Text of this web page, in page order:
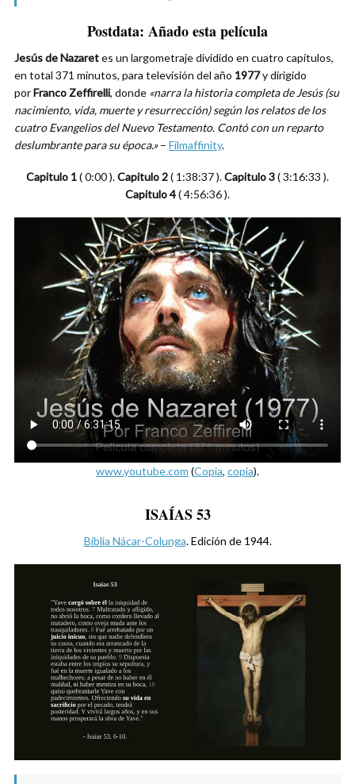
Postdata: Añado esta película
Jesús de Nazaretes un largometraje dividido en cuatro capítulos,
en total 371 minutos, para televisión del año 1977y dirigido
porFranco Zeffirelli, donde «narra la historia completa de Jesús (su
nacimiento, vida, muerte y resurrección) según los relatos de los
cuatro Evangelios del Nuevo Testamento. Contó con un reparto
deslumbrante para su época.»– Filmaffinity.
Capitulo 1( 0:00 ).Capitulo 2( 1:38:37 ).Capitulo 3( 3:16:33 ).
Capitulo 4( 4:56:36 ).
www.youtube.com (Copia, copia).
ISAÍAS 53
Biblia Nácar-Colunga. Edición de 1944.